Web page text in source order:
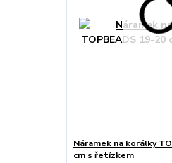
Náramek na korálky
cm s řetízkem